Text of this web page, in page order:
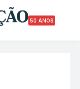
50 ANOS